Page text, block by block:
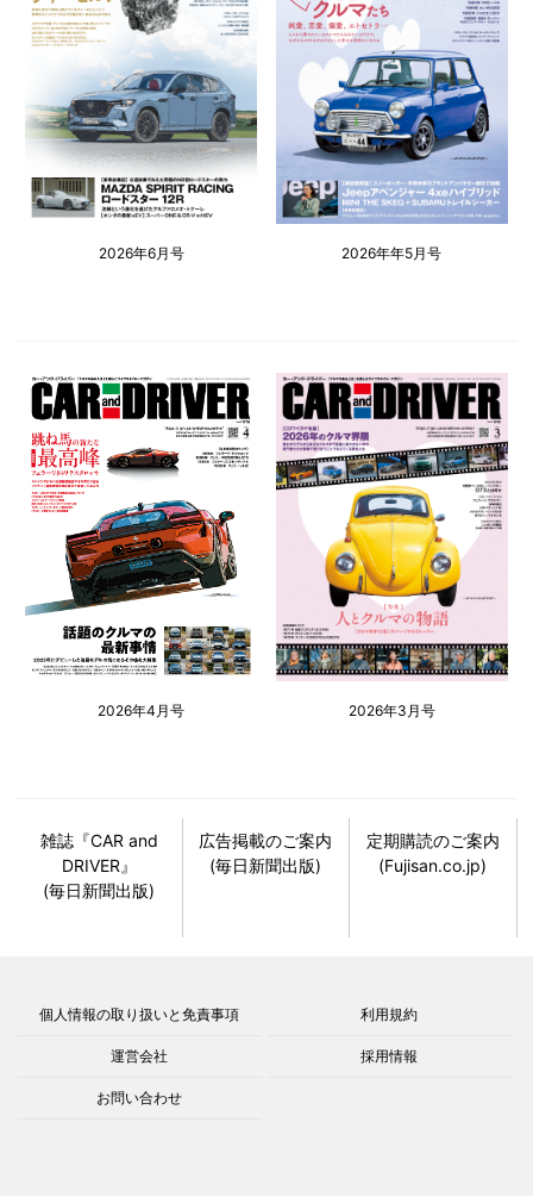
2026年6月号 2026年年5月号
2026年4月号 2026年3月号
雑誌『CAR and
DRIVER』
(毎日新聞出版)
広告掲載のご案内
(毎日新聞出版)
定期購読のご案内
(Fujisan.co.jp)
個人情報の取り扱いと免責事項 利用規約
運営会社 採用情報
お問い合わせ